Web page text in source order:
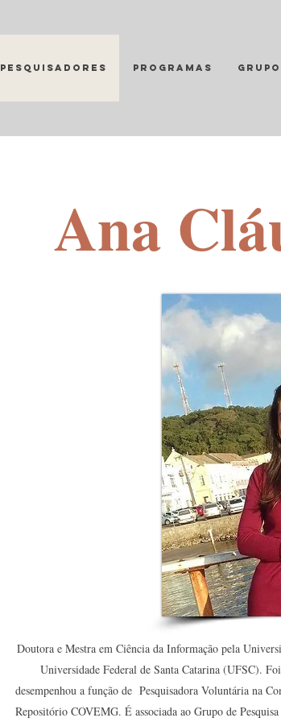
Pesquisadores PROGRAMAS
Ana
Doutora e Mestra em Ciência da Informação pela
Universidade Federal de Santa Catarina (UFSC).
desempenhou a função de Pesquisadora Voluntária na
Repositório COVEMG. É associada ao Grupo de